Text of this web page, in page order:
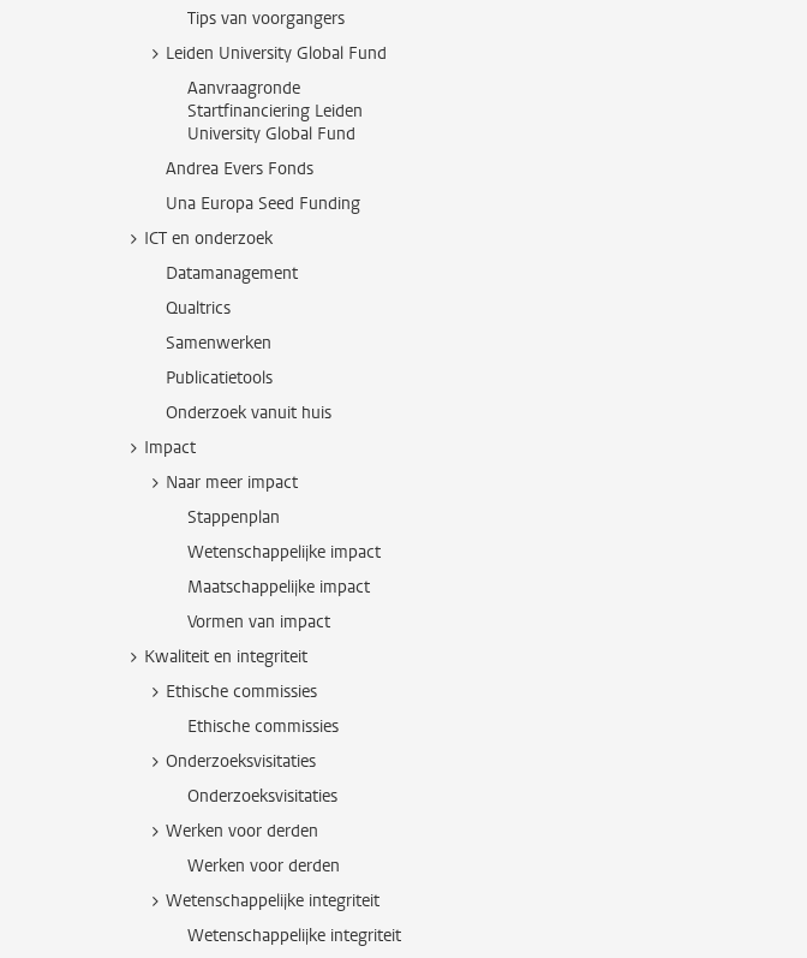
Tips van voorgangers
Leiden University Global Fund
Aanvraagronde
Startfinanciering Leiden
University Global Fund
Andrea Evers Fonds
Una Europa Seed Funding
ICT en onderzoek
Datamanagement
Qualtrics
Samenwerken
Publicatietools
Onderzoek vanuit huis
Impact
Naar meer impact
Stappenplan
Wetenschappelijke impact
Maatschappelijke impact
Vormen van impact
Kwaliteit en integriteit
Ethische commissies
Ethische commissies
Onderzoeksvisitaties
Onderzoeksvisitaties
Werken voor derden
Werken voor derden
Wetenschappelijke integriteit
Wetenschappelijke integriteit